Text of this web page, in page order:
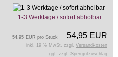
1-3 Werktage / sofort abholbar
54,95 EUR
54,95 EUR pro Stück
inkl. 19 % MwSt. zzgl. Versandkosten
ggf. zzgl. Sperrgutzuschlag